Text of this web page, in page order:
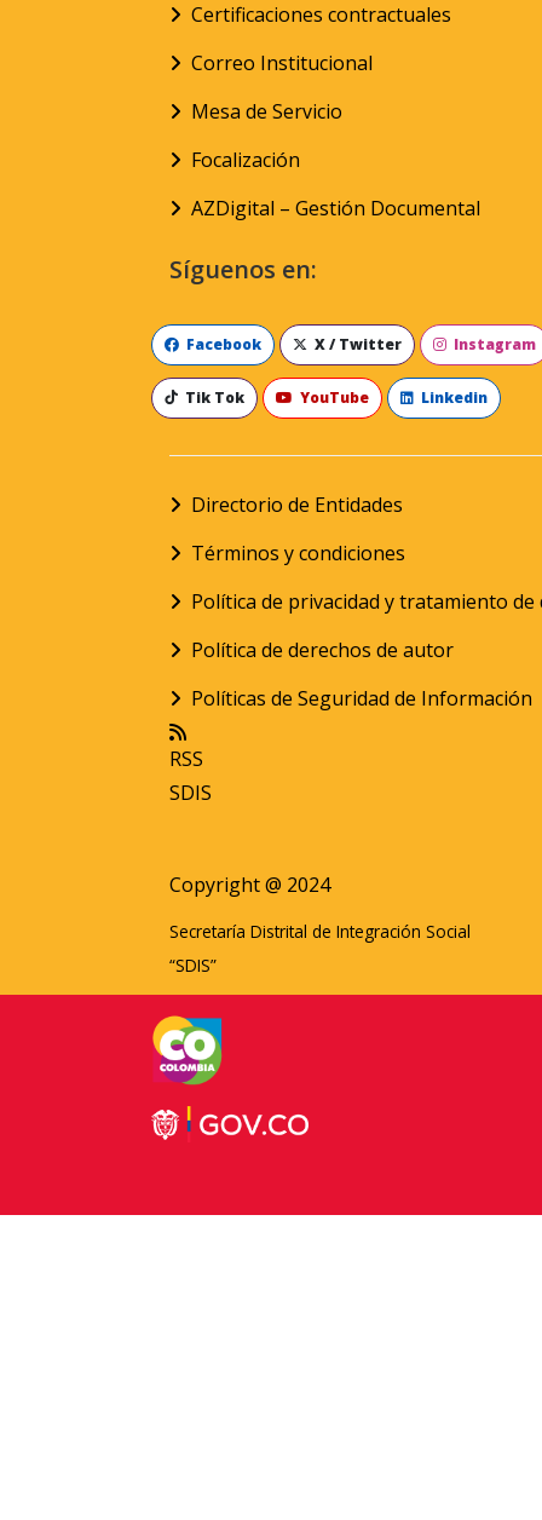
Certificaciones contractuales
Correo Institucional
Mesa de Servicio
Focalización
AZDigital – Gestión Documental
Síguenos en:
Facebook X / Twitter Instagram
Tik Tok YouTube Linkedin
Directorio de Entidades
Términos y condiciones
Política de privacidad y tratamiento
Política de derechos de autor
Políticas de Seguridad de Información
RSS
SDIS
Copyright @ 2024
Secretaría Distrital de Integración Social
“SDIS”